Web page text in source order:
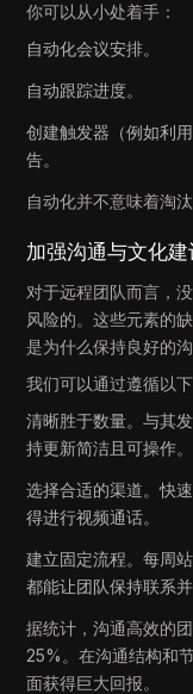
你可以从小处着手：
自动化会议安排。
自动跟踪进度。
创建触发器（例如利
告。
自动化并不意味着淘
加强沟通与文化建
对于远程团队而言，
风险的。这些元素的
是为什么保持良好的
我们可以通过遵循以
清晰胜于数量。与其
持更新简洁且可操作。
选择合适的渠道。快
得进行视频通话。
建立固定流程。每周
都能让团队保持联系并
据统计，沟通高效的
25%。在沟通结构和
面获得巨大回报。